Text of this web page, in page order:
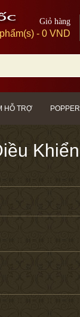
Giỏ hàng
- 0 VND
HỖ TRỢ POPPER
Khiển